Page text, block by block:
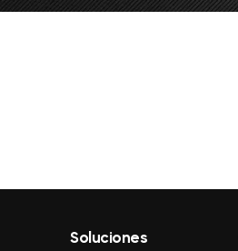
Soluciones